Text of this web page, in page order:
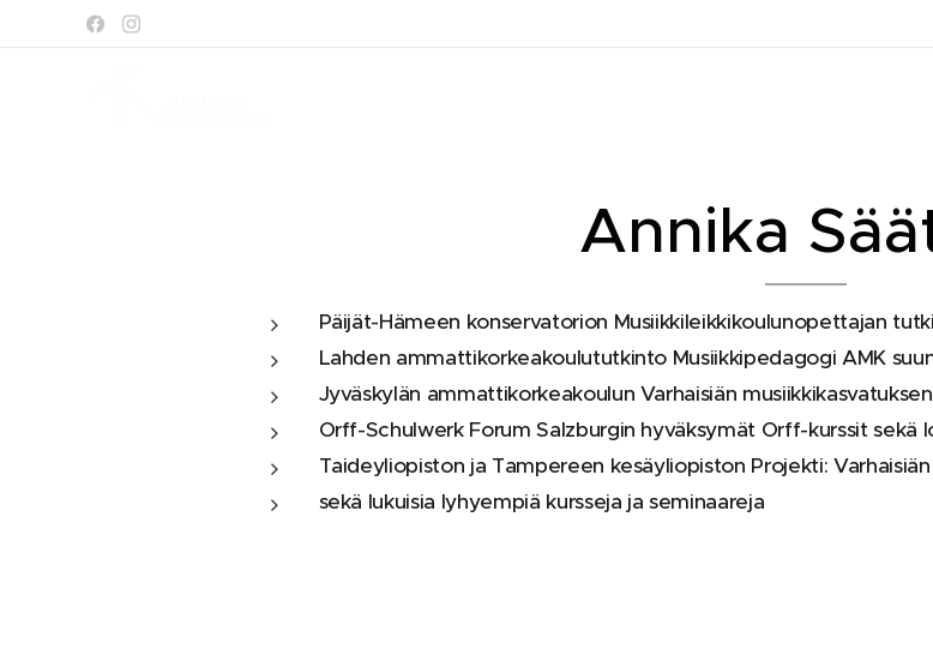
Annika
Päijät-Hämeen konservatorion Musiikkileikkikoulunopettajan
Lahden ammattikorkeakoulututkinto Musiikkipedagogi AMK
Jyväskylän ammattikorkeakoulun Varhaisiän
Orff-Schulwerk Forum Salzburgin hyväksymät Orff-kurssit sekä
Taideyliopiston ja Tampereen kesäyliopiston Projekti:
sekä lukuisia lyhyempiä kursseja ja seminaareja